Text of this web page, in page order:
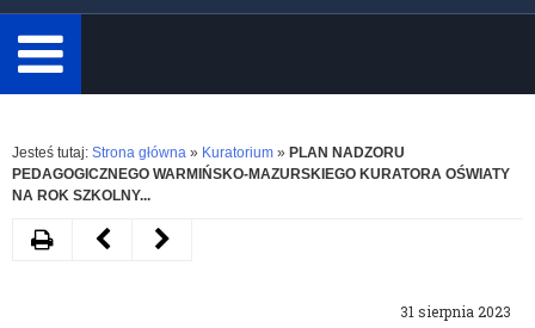
minimum
3
znaki.
Rozwiń
Jesteś tutaj: Strona główna » Kuratorium » PLAN NADZORU
PEDAGOGICZNEGO WARMIŃSKO-MAZURSKIEGO KURATORA OŚWIATY
NA ROK SZKOLNY...
31 sierpnia 2023
DrukujNastępnyPoprzedni